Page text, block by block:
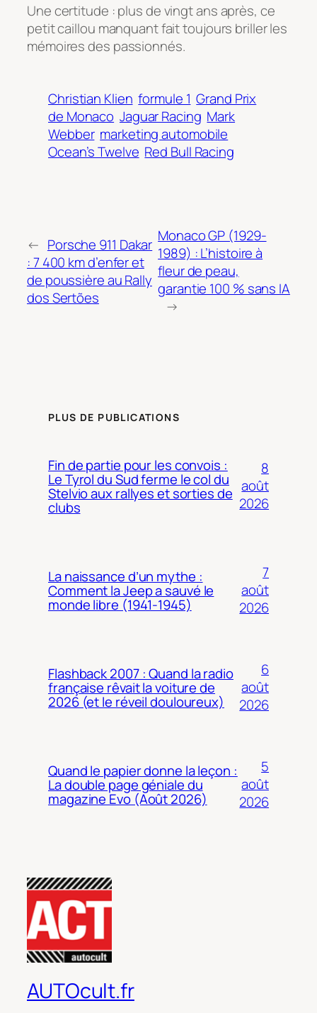
Une certitude : plus de vingt ans après, ce
petit caillou manquant fait toujours briller les
mémoires des passionnés.
Christian Klien formule 1 Grand Prix
de Monaco Jaguar Racing Mark
Webber marketing automobile
Ocean’s Twelve Red Bull Racing
← Porsche 911 Dakar
: 7 400 km d’enfer et
de poussière au Rally
dos Sertões
Monaco GP (1929-
1989) : L’histoire à
fleur de peau,
garantie 100 % sans IA
→
PLUS DE PUBLICATIONS
Fin de partie pour les convois :
Le Tyrol du Sud ferme le col du
Stelvio aux rallyes et sorties de
clubs
8
août
2026
La naissance d’un mythe :
Comment la Jeep a sauvé le
monde libre (1941-1945)
7
août
2026
Flashback 2007 : Quand la radio
française rêvait la voiture de
2026 (et le réveil douloureux)
6
août
2026
Quand le papier donne la leçon :
La double page géniale du
magazine Evo (Août 2026)
5
août
2026
AUTOcult.fr